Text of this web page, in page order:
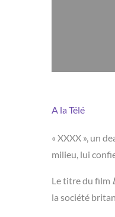
A la Télé
« XXXX », un
milieu, lui
Le titre du film
la société